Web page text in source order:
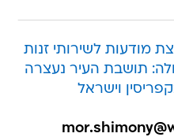
מודעות לשירותי זנות
תושבת העיר נעצרה
וישראל